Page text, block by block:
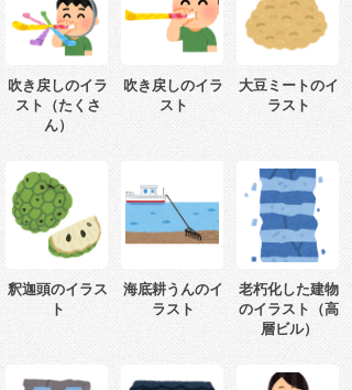
吹き戻しのイラ
スト（たくさ
ん）
吹き戻しのイラ
スト
大豆ミートのイ
ラスト
釈迦頭のイラス
ト
海底耕うんのイ
ラスト
老朽化した建物
のイラスト（高
層ビル）